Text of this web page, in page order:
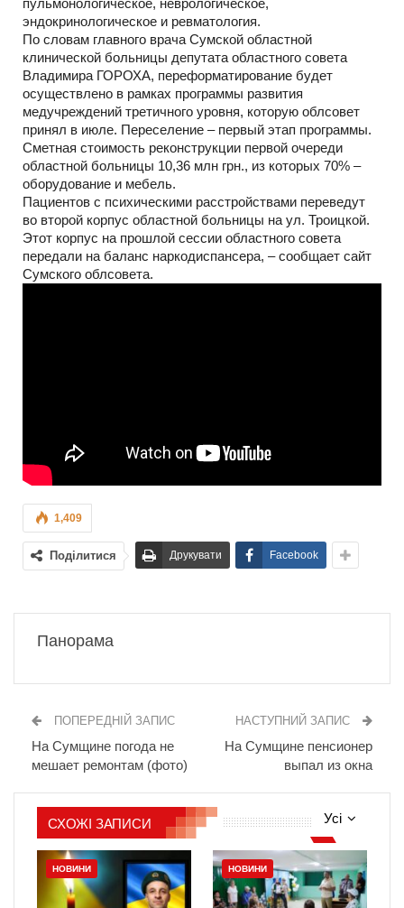
пульмонологическое, неврологическое,
эндокринологическое и ревматология.
По словам главного врача Сумской областной
клинической больницы депутата областного совета
Владимира ГОРОХА, переформатирование будет
осуществлено в рамках программы развития
медучреждений третичного уровня, которую облсовет
принял в июле. Переселение – первый этап программы.
Сметная стоимость реконструкции первой очереди
областной больницы 10,36 млн грн., из которых 70% –
оборудование и мебель.
Пациентов с психическими расстройствами переведут
во второй корпус областной больницы на ул. Троицкой.
Этот корпус на прошлой сессии областного совета
передали на баланс наркодиспансера, – сообщает сайт
Сумского облсовета.
1,409
Поділитися Друкувати Facebook
Панорама
ПОПЕРЕДНІЙ ЗАПИС
На Сумщине погода не
мешает ремонтам (фото)
НАСТУПНИЙ ЗАПИС
На Сумщине пенсионер
выпал из окна
Усі
СХОЖІ ЗАПИСИ
НОВИНИ НОВИНИ